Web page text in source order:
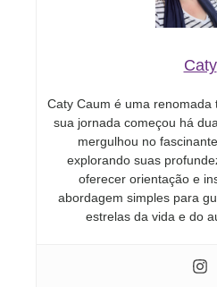
Caty
Caty Caum é uma
sua jornada começou há
mergulhou no
explorando suas
oferecer orientação e
abordagem simples para
estrelas da vida e do